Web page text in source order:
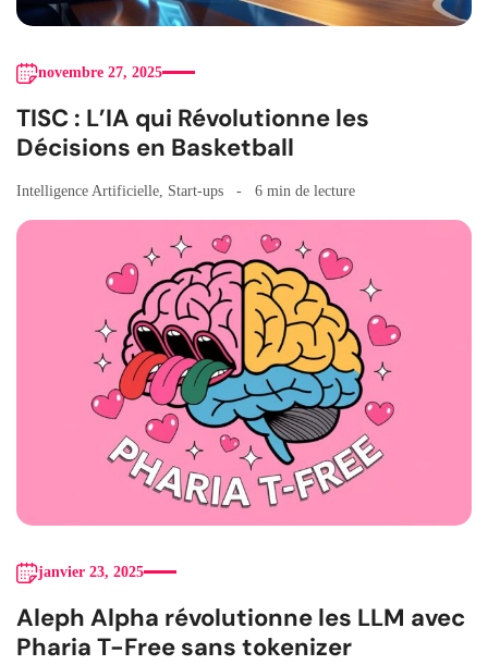
novembre 27, 2025
TISC : L’IA qui Révolutionne les
Décisions en Basketball
Intelligence Artificielle Start-ups 6 min de lecture
janvier 23, 2025
Aleph Alpha révolutionne les LLM avec
Pharia T-Free sans tokenizer